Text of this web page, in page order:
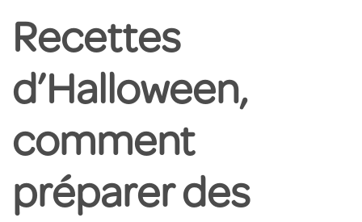
Recettes
d’Halloween,
comment
préparer des